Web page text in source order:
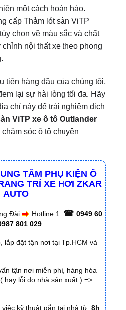
chọn về màu sắc và chất
nội thất xe theo phong
tiên hàng đầu của chúng tôi,
chỉ này để trải nghiệm dịch
ViTP xe ô tô Outlander
sóc ô tô chuyên
TÂM PHỤ KIỆN Ô
TRÍ XE HƠI ZKAR
Đài Hotline 1:☎ 0949 60
0987 801 029
lắp đặt tận nơi tại Tp.HCM và
tận nơi miễn phí, hàng hóa
hay lỗi do nhà sản xuất ) =>
việc kỹ thuật gắn tại nhà từ:8h
Chủ Nhật)